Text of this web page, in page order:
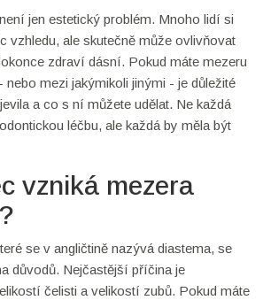
jen estetický problém. Mnoho lidí si
vzhledu, ale skutečně může ovlivňovat
zdraví dásní. Pokud máte mezeru
mezi jakýmikoli jinými - je důležité
a co s ní můžete udělat. Ne každá
léčbu, ale každá by měla být
vzniká mezera
se v angličtině nazývá diastema, se
důvodů. Nejčastější příčina je
čelisti a velikostí zubů. Pokud máte